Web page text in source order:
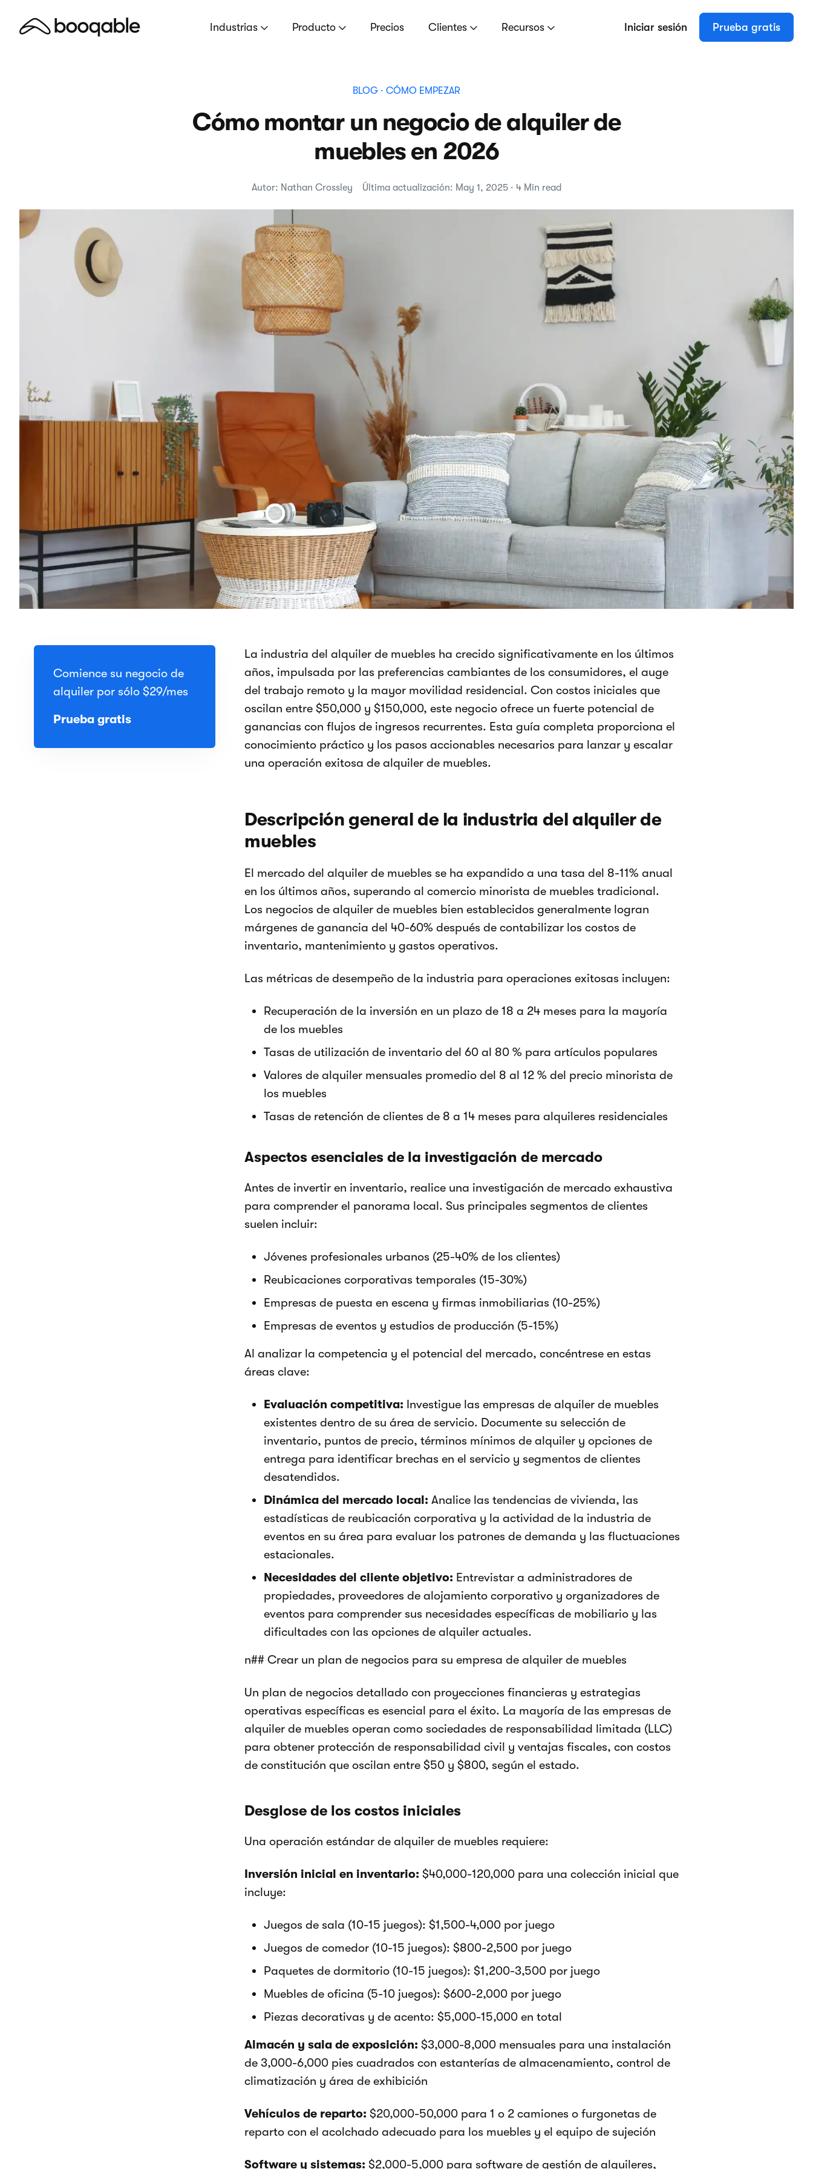
Industrias Producto Precios Clientes Recursos Iniciar sesión Prueba gratis
BLOG · CÓMO EMPEZAR
Cómo montar un negocio de alquiler de
muebles en 2026
Autor: Nathan Crossley Última actualización: May 1, 2025 · 4 Min read
Comience su negocio de
alquiler por sólo $29/mes
Prueba gratis
La industria del alquiler de muebles ha crecido significativamente en los últimos
años, impulsada por las preferencias cambiantes de los consumidores, el auge
del trabajo remoto y la mayor movilidad residencial. Con costos iniciales que
oscilan entre $50,000 y $150,000, este negocio ofrece un fuerte potencial de
ganancias con flujos de ingresos recurrentes. Esta guía completa proporciona el
conocimiento práctico y los pasos accionables necesarios para lanzar y escalar
una operación exitosa de alquiler de muebles.
Descripción general de la industria del alquiler de
muebles
El mercado del alquiler de muebles se ha expandido a una tasa del 8-11% anual
en los últimos años, superando al comercio minorista de muebles tradicional.
Los negocios de alquiler de muebles bien establecidos generalmente logran
márgenes de ganancia del 40-60% después de contabilizar los costos de
inventario, mantenimiento y gastos operativos.
Las métricas de desempeño de la industria para operaciones exitosas incluyen:
Recuperación de la inversión en un plazo de 18 a 24 meses para la mayoría
de los muebles
Tasas de utilización de inventario del 60 al 80 % para artículos populares
Valores de alquiler mensuales promedio del 8 al 12 % del precio minorista de
los muebles
Tasas de retención de clientes de 8 a 14 meses para alquileres residenciales
Aspectos esenciales de la investigación de mercado
Antes de invertir en inventario, realice una investigación de mercado exhaustiva
para comprender el panorama local. Sus principales segmentos de clientes
suelen incluir:
Jóvenes profesionales urbanos (25-40% de los clientes)
Reubicaciones corporativas temporales (15-30%)
Empresas de puesta en escena y firmas inmobiliarias (10-25%)
Empresas de eventos y estudios de producción (5-15%)
Al analizar la competencia y el potencial del mercado, concéntrese en estas
áreas clave:
Evaluación competitiva: Investigue las empresas de alquiler de muebles
existentes dentro de su área de servicio. Documente su selección de
inventario, puntos de precio, términos mínimos de alquiler y opciones de
entrega para identificar brechas en el servicio y segmentos de clientes
desatendidos.
Dinámica del mercado local: Analice las tendencias de vivienda, las
estadísticas de reubicación corporativa y la actividad de la industria de
eventos en su área para evaluar los patrones de demanda y las fluctuaciones
estacionales.
Necesidades del cliente objetivo: Entrevistar a administradores de
propiedades, proveedores de alojamiento corporativo y organizadores de
eventos para comprender sus necesidades específicas de mobiliario y las
dificultades con las opciones de alquiler actuales.
n## Crear un plan de negocios para su empresa de alquiler de muebles
Un plan de negocios detallado con proyecciones financieras y estrategias
operativas específicas es esencial para el éxito. La mayoría de las empresas de
alquiler de muebles operan como sociedades de responsabilidad limitada (LLC)
para obtener protección de responsabilidad civil y ventajas fiscales, con costos
de constitución que oscilan entre $50 y $800, según el estado.
Desglose de los costos iniciales
Una operación estándar de alquiler de muebles requiere:
Inversión inicial en inventario: $40,000-120,000 para una colección inicial que
incluye:
Juegos de sala (10-15 juegos): $1,500-4,000 por juego
Juegos de comedor (10-15 juegos): $800-2,500 por juego
Paquetes de dormitorio (10-15 juegos): $1,200-3,500 por juego
Muebles de oficina (5-10 juegos): $600-2,000 por juego
Piezas decorativas y de acento: $5,000-15,000 en total
Almacén y sala de exposición: $3,000-8,000 mensuales para una instalación
de 3,000-6,000 pies cuadrados con estanterías de almacenamiento, control de
climatización y área de exhibición
Vehículos de reparto: $20,000-50,000 para 1 o 2 camiones o furgonetas de
reparto con el acolchado adecuado para los muebles y el equipo de sujeción
Software y sistemas: $2,000-5,000 para software de gestión de alquileres,